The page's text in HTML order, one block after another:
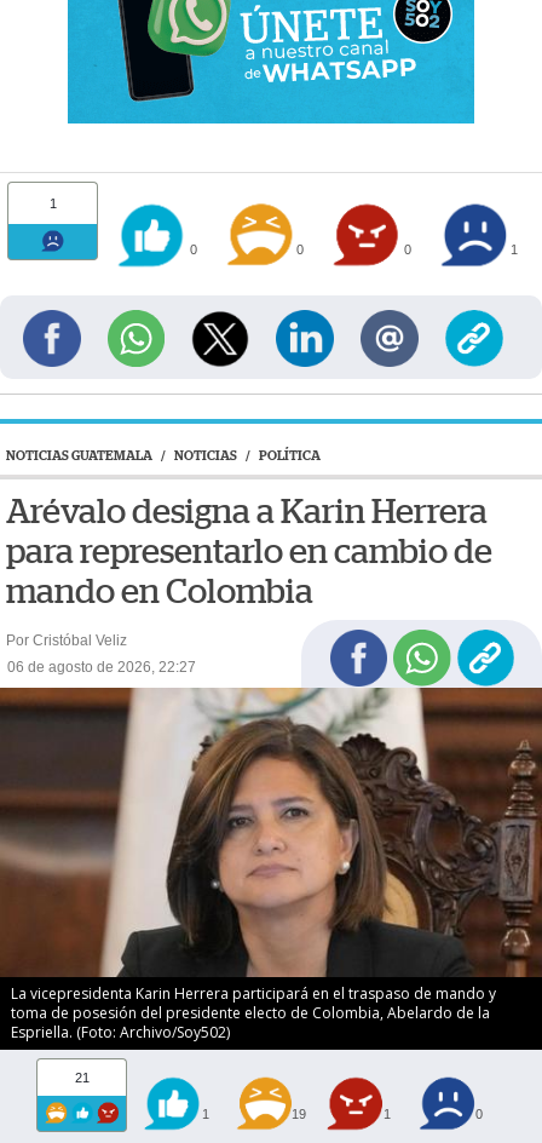
1
0 0 0 1
NOTICIAS GUATEMALA / NOTICIAS / POLÍTICA
Arévalo designa a Karin Herrera
para representarlo en cambio de
mando en Colombia
Por Cristóbal Veliz
06 de agosto de 2026, 22:27
La vicepresidenta Karin Herrera participará en el traspaso de mando y
toma de posesión del presidente electo de Colombia, Abelardo de la
Espriella. (Foto: Archivo/Soy502)
21
1 19 1 0